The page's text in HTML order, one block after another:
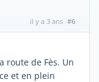
il y a 3 ans #6
route de Fès. Un
et en plein